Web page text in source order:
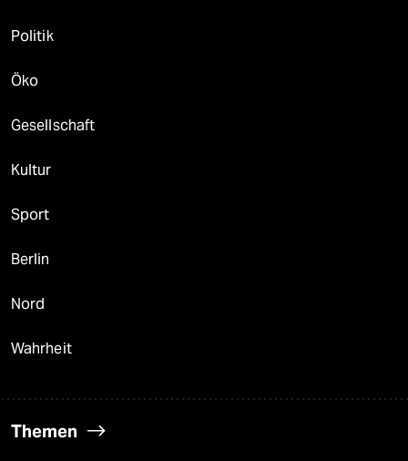
Politik
Öko
Gesellschaft
Kultur
Sport
Berlin
Nord
Wahrheit
Themen